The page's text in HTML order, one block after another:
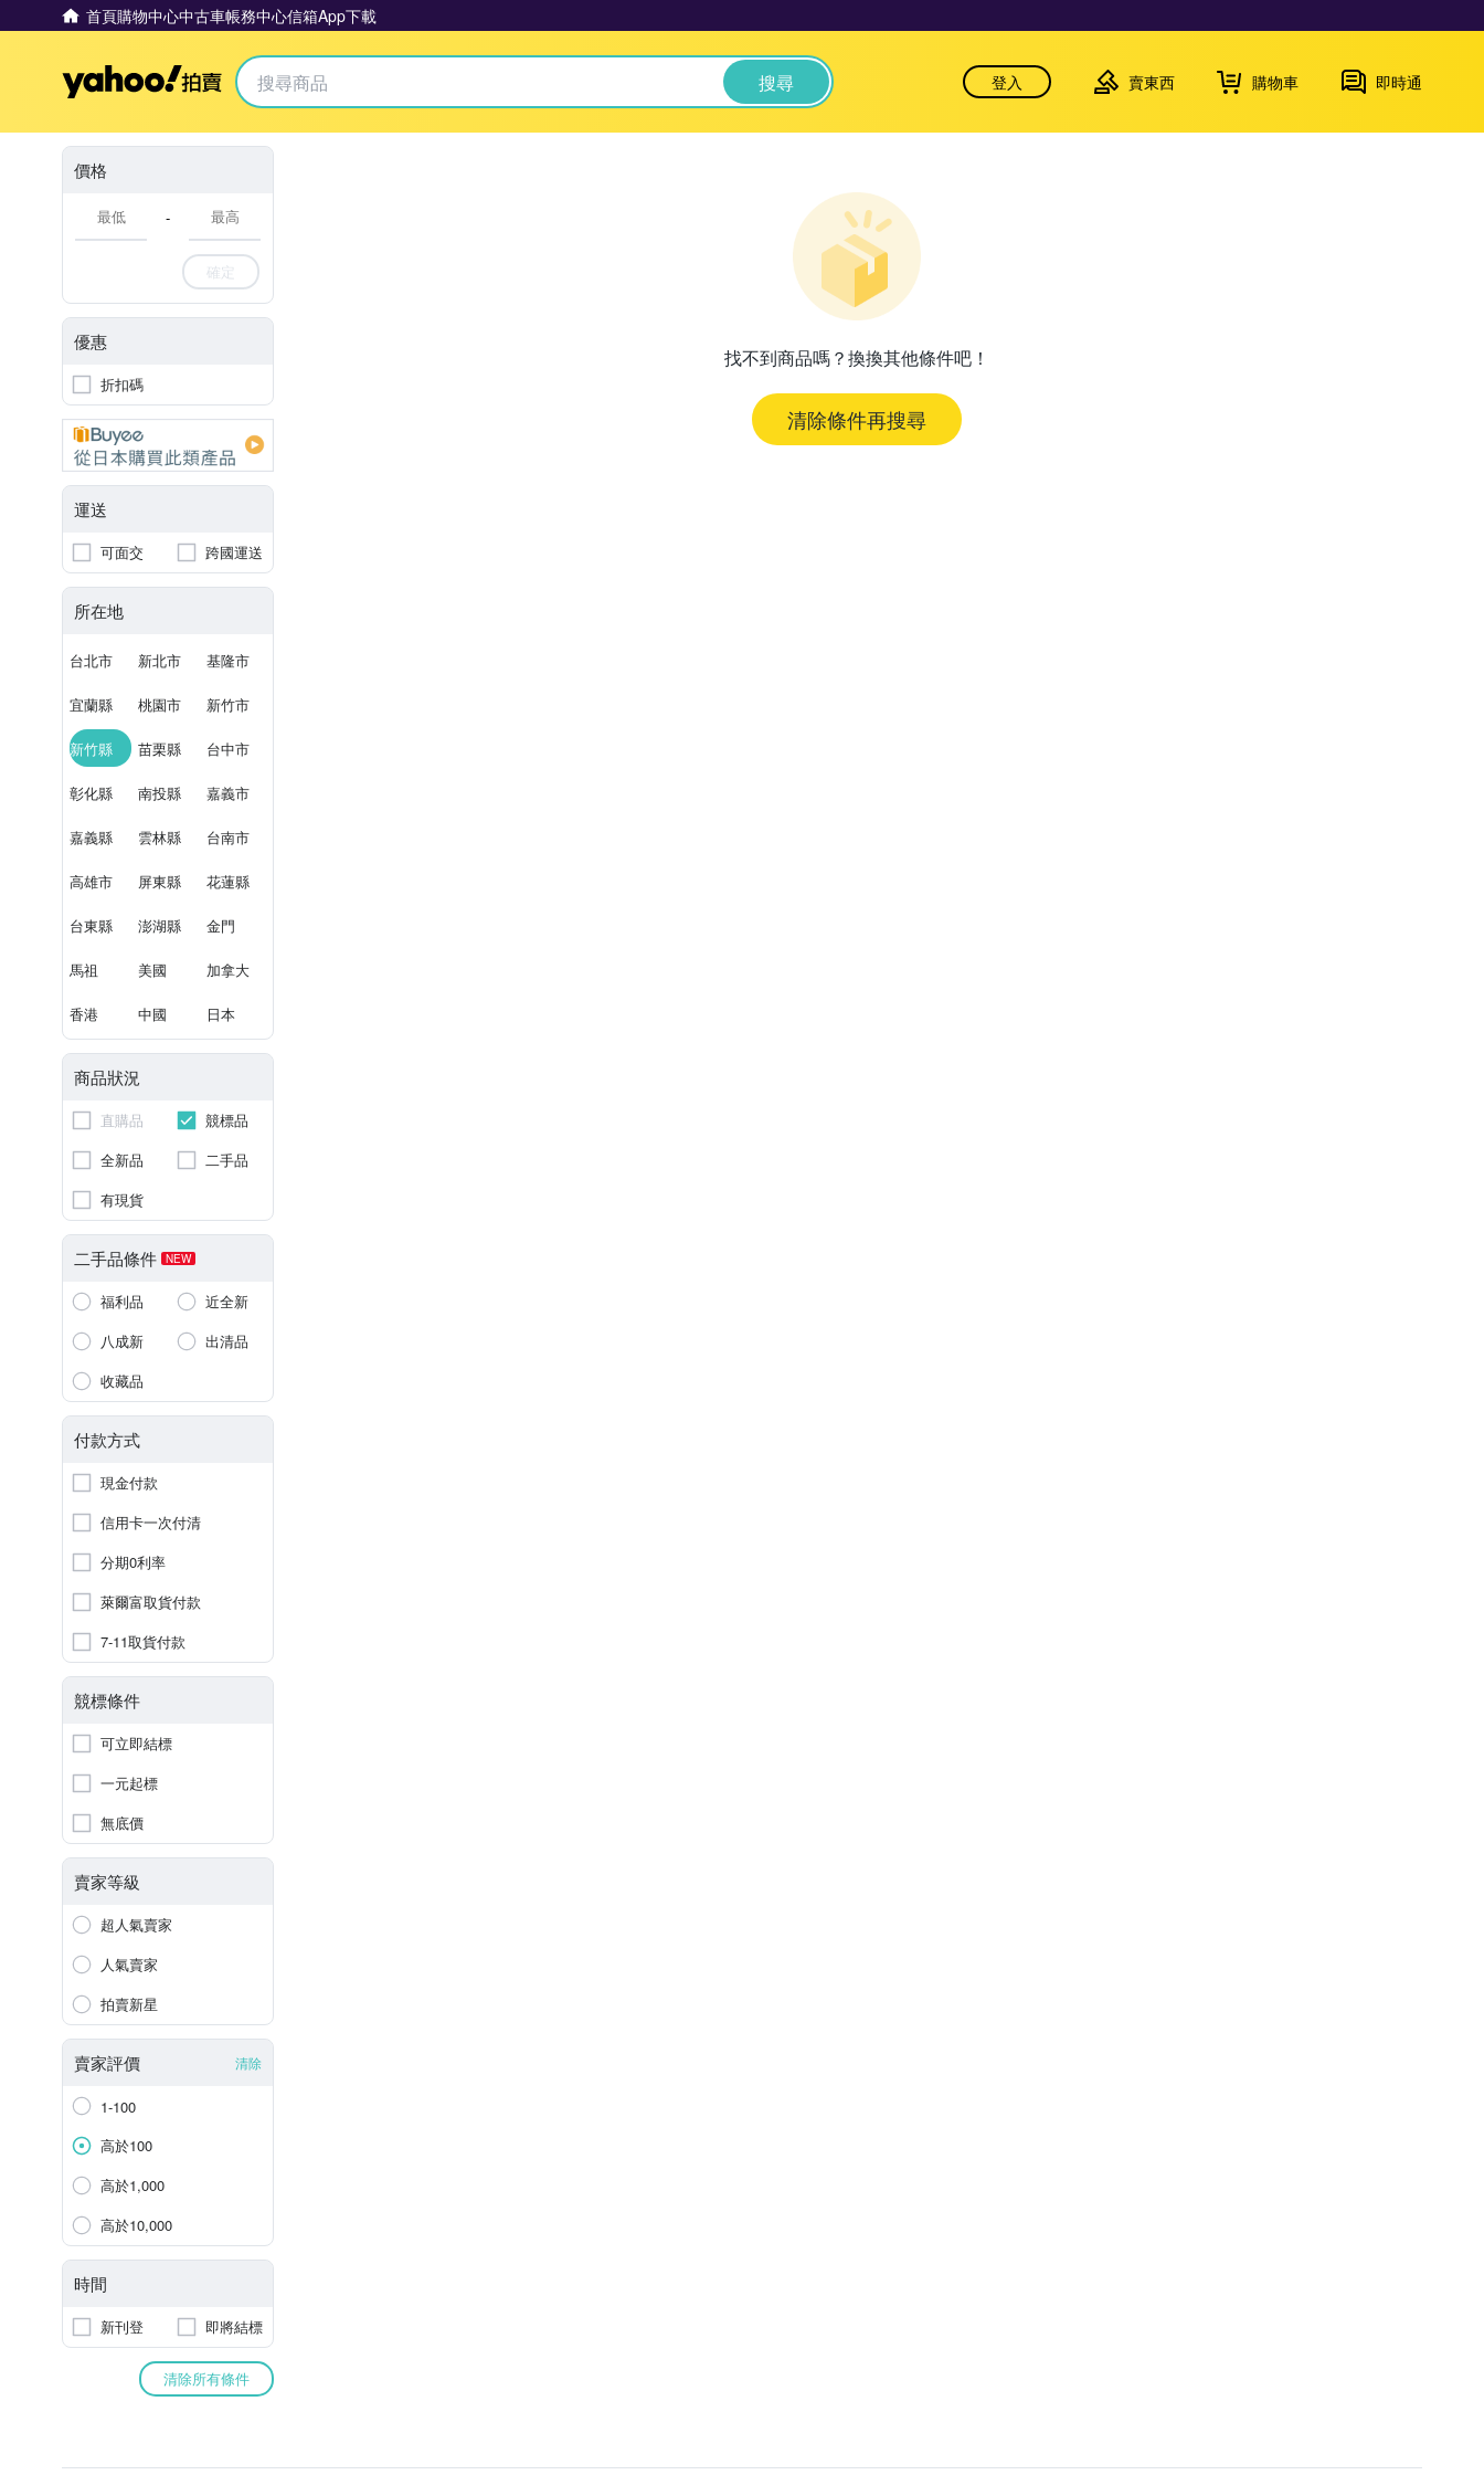
首頁購物中心中古車帳務中心信箱App下載
Yahoo拍賣 搜尋 登入 賣東西 購物車 即時通
價格
-
確定
優惠
折扣碼
運送
可面交 跨國運送
所在地
台北市 新北市 基隆市
宜蘭縣 桃園市 新竹市
新竹縣 苗栗縣 台中市
彰化縣 南投縣 嘉義市
嘉義縣 雲林縣 台南市
高雄市 屏東縣 花蓮縣
台東縣 澎湖縣 金門
馬祖 美國 加拿大
香港 中國 日本
商品狀況
直購品
競標品
全新品
二手品
有現貨
二手品條件 NEW
福利品
近全新
八成新
出清品
收藏品
付款方式
現金付款
信用卡一次付清
分期0利率
萊爾富取貨付款
7-11取貨付款
競標條件
可立即結標
一元起標
無底價
賣家等級
超人氣賣家
人氣賣家
拍賣新星
賣家評價 清除
1-100
高於100
高於1,000
高於10,000
時間
新刊登 即將結標
清除所有條件
找不到商品嗎？換換其他條件吧！
清除條件再搜尋